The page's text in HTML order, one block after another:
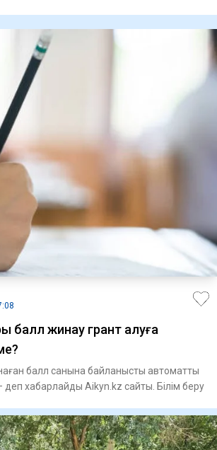
балл жинау грант алуға
балл санына байланысты автоматты
деп хабарлайды Aikyn.kz сайты. Білім беру